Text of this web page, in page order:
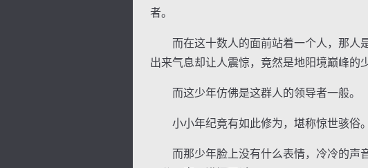
者。
而在这十数人的面前站着一个人，那人是
出来气息却让人震惊，竟然是地阳境巅峰的
而这少年仿佛是这群人的领导者一般。
小小年纪竟有如此修为，堪称惊世骇俗。
而那少年脸上没有什么表情，冷冷的声音